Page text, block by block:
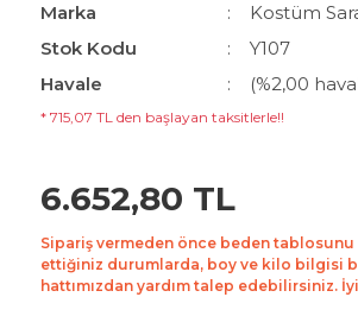
Marka
Kostüm
Stok Kodu
Y107
Havale
(%2,00
* 715,07 TL den başlayan taksitlerle!!
6.652,80 TL
Sipariş vermeden önce beden
ettiğiniz durumlarda, boy ve kilo bilgisi
hattımızdan yardım talep edebilirsiniz.